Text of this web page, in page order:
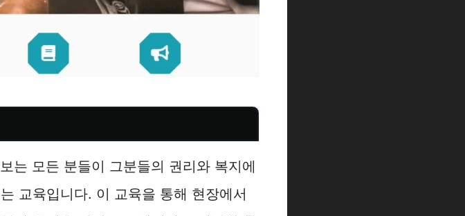
는 모든 분들이 그분들의 권리와 복지에
교육입니다. 이 교육을 통해 현장에서